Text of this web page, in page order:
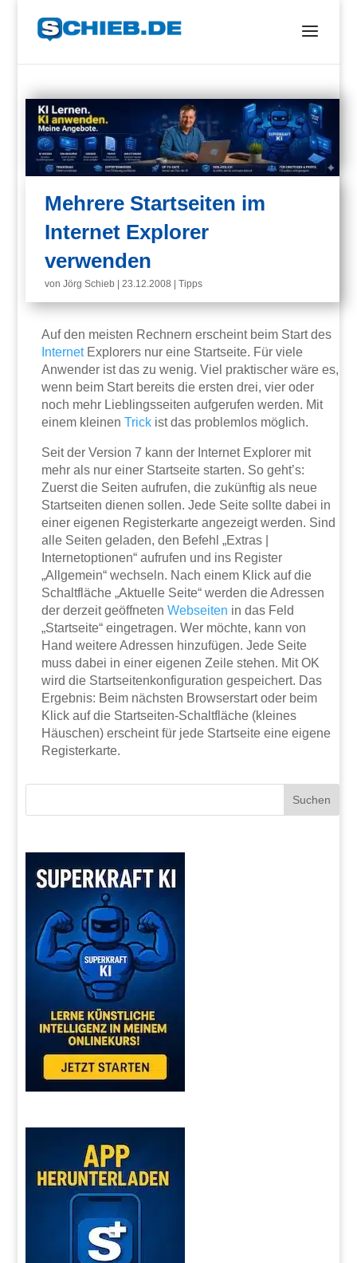
Mehrere Startseiten im
Internet Explorer
verwenden
vonJörg Schieb |23.12.2008 |Tipps
Auf den meisten Rechnern erscheint beim Start des
InternetExplorers nur eine Startseite. Für viele
Anwender ist das zu wenig. Viel praktischer wäre es,
wenn beim Start bereits die ersten drei, vier oder
noch mehr Lieblingsseiten aufgerufen werden. Mit
einem kleinenTrick ist das problemlos möglich.
Seit der Version 7 kann der Internet Explorer mit
mehr als nur einer Startseite starten. So geht’s:
Zuerst die Seiten aufrufen, die zukünftig als neue
Startseiten dienen sollen. Jede Seite sollte dabei in
einer eigenen Registerkarte angezeigt werden. Sind
alle Seiten geladen, den Befehl „Extras |
Internetoptionen“ aufrufen und ins Register
„Allgemein“ wechseln. Nach einem Klick auf die
Schaltfläche „Aktuelle Seite“ werden die Adressen
der derzeit geöffnetenWebseiten in das Feld
„Startseite“ eingetragen. Wer möchte, kann von
Hand weitere Adressen hinzufügen. Jede Seite
muss dabei in einer eigenen Zeile stehen. Mit OK
wird die Startseitenkonfiguration gespeichert. Das
Ergebnis: Beim nächsten Browserstart oder beim
Klick auf die Startseiten-Schaltfläche (kleines
Häuschen) erscheint für jede Startseite eine eigene
Registerkarte.